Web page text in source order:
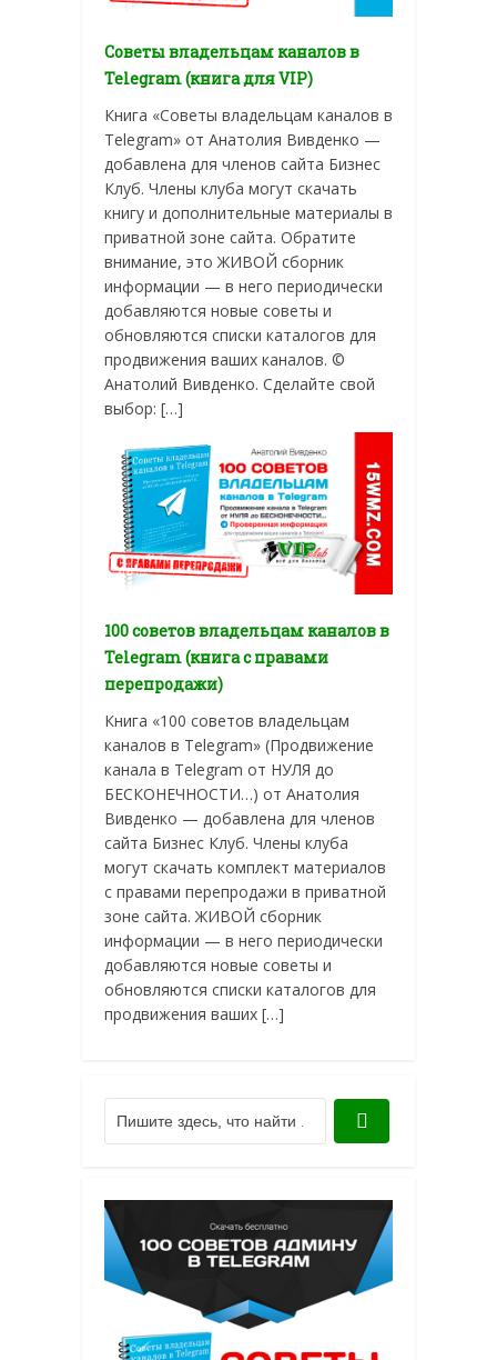
Советы владельцам каналов в
Telegram (книга для VIP)
Книга «Советы владельцам каналов в
Telegram» от Анатолия Вивденко —
добавлена для членов сайта Бизнес
Клуб. Члены клуба могут скачать
книгу и дополнительные материалы в
приватной зоне сайта. Обратите
внимание, это ЖИВОЙ сборник
информации — в него периодически
добавляются новые советы и
обновляются списки каталогов для
продвижения ваших каналов. ©
Анатолий Вивденко. Сделайте свой
выбор: […]
100 советов владельцам каналов в
Telegram (книга с правами
перепродажи)
Книга «100 советов владельцам
каналов в Telegram» (Продвижение
канала в Telegram от НУЛЯ до
БЕСКОНЕЧНОСТИ…) от Анатолия
Вивденко — добавлена для членов
сайта Бизнес Клуб. Члены клуба
могут скачать комплект материалов
с правами перепродажи в приватной
зоне сайта. ЖИВОЙ сборник
информации — в него периодически
добавляются новые советы и
обновляются списки каталогов для
продвижения ваших […]